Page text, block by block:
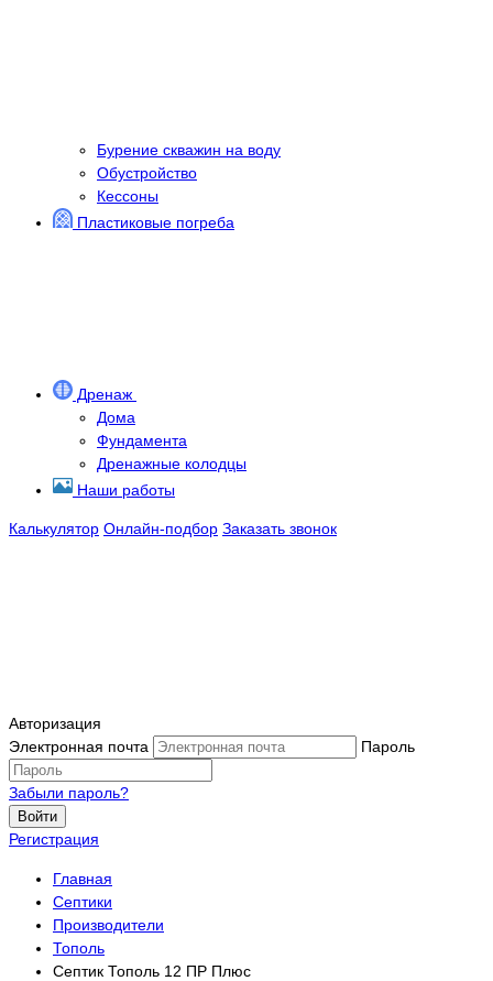
Бурение скважин на воду
Обустройство
Кессоны
Пластиковые погреба
Дренаж
Дома
Фундамента
Дренажные колодцы
Наши работы
Калькулятор Онлайн-подбор Заказать звонок
Авторизация
Электронная почта
Пароль
Забыли пароль?
Войти
Регистрация
Главная
Септики
Производители
Тополь
Септик Тополь 12 ПР Плюс